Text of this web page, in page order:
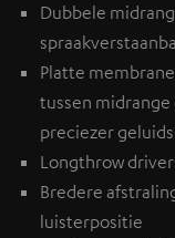
Dubbele
Platte
tussen
preciezer
Longthrow
Bredere
luisterpositie